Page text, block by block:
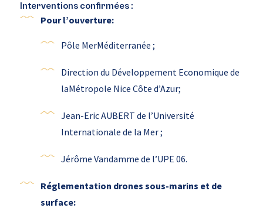
Interventions confirmées :
Pour l’ouverture:
Pôle MerMéditerranée ;
Direction du Développement Economique de
laMétropole Nice Côte d’Azur;
Jean-Eric AUBERT de l’Université
Internationale de la Mer ;
Jérôme Vandamme de l’UPE 06.
Réglementation drones sous-marins et de
surface: